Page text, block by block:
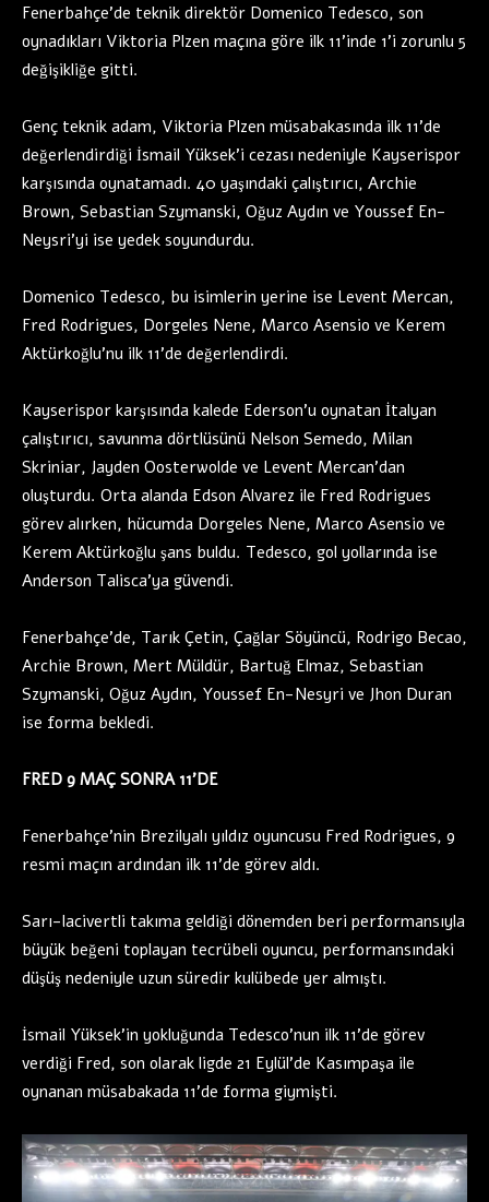
Fenerbahçe’de teknik direktör Domenico Tedesco, son
oynadıkları Viktoria Plzen maçına göre ilk 11’inde 1’i zorunlu 5
değişikliğe gitti.
Genç teknik adam, Viktoria Plzen müsabakasında ilk 11’de
değerlendirdiği İsmail Yüksek’i cezası nedeniyle Kayserispor
karşısında oynatamadı. 40 yaşındaki çalıştırıcı, Archie
Brown, Sebastian Szymanski, Oğuz Aydın ve Youssef En-
Neysri’yi ise yedek soyundurdu.
Domenico Tedesco, bu isimlerin yerine ise Levent Mercan,
Fred Rodrigues, Dorgeles Nene, Marco Asensio ve Kerem
Aktürkoğlu’nu ilk 11’de değerlendirdi.
Kayserispor karşısında kalede Ederson’u oynatan İtalyan
çalıştırıcı, savunma dörtlüsünü Nelson Semedo, Milan
Skriniar, Jayden Oosterwolde ve Levent Mercan’dan
oluşturdu. Orta alanda Edson Alvarez ile Fred Rodrigues
görev alırken, hücumda Dorgeles Nene, Marco Asensio ve
Kerem Aktürkoğlu şans buldu. Tedesco, gol yollarında ise
Anderson Talisca’ya güvendi.
Fenerbahçe’de, Tarık Çetin, Çağlar Söyüncü, Rodrigo Becao,
Archie Brown, Mert Müldür, Bartuğ Elmaz, Sebastian
Szymanski, Oğuz Aydın, Youssef En-Nesyri ve Jhon Duran
ise forma bekledi.
FRED 9 MAÇ SONRA 11’DE
Fenerbahçe’nin Brezilyalı yıldız oyuncusu Fred Rodrigues, 9
resmi maçın ardından ilk 11’de görev aldı.
Sarı-lacivertli takıma geldiği dönemden beri performansıyla
büyük beğeni toplayan tecrübeli oyuncu, performansındaki
düşüş nedeniyle uzun süredir kulübede yer almıştı.
İsmail Yüksek’in yokluğunda Tedesco’nun ilk 11’de görev
verdiği Fred, son olarak ligde 21 Eylül’de Kasımpaşa ile
oynanan müsabakada 11’de forma giymişti.